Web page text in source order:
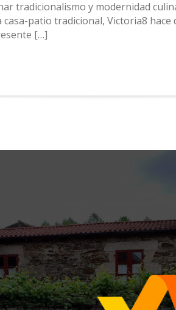
tradicionalismo y modernidad
patio tradicional, Victoria8 hace
[…]